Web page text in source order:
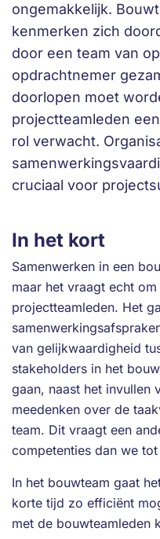
ongemakkelijk.
kenmerken zich
door een team van
opdrachtnemer
doorlopen moet
projectteamleden
rol verwacht.
cruciaal voor
In het kort
Samenwerken in een
maar het vraagt echt
projectteamleden. Het
van gelijkwaardigheid
stakeholders in het
gaan, naast het invullen
meedenken over de
team. Dit vraagt een
competenties dan we
In het bouwteam gaat
korte tijd zo efficiënt
met de bouwteamleden